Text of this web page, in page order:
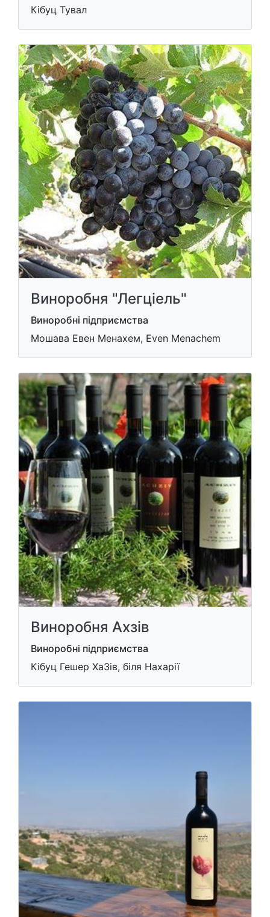
Кібуц Тувал
Виноробня "Легціель"
Виноробні підприємства
Мошава Евен Менахем, Even Menachem
Виноробня Ахзів
Виноробні підприємства
Кібуц Гешер ХаЗів, біля Нахарії